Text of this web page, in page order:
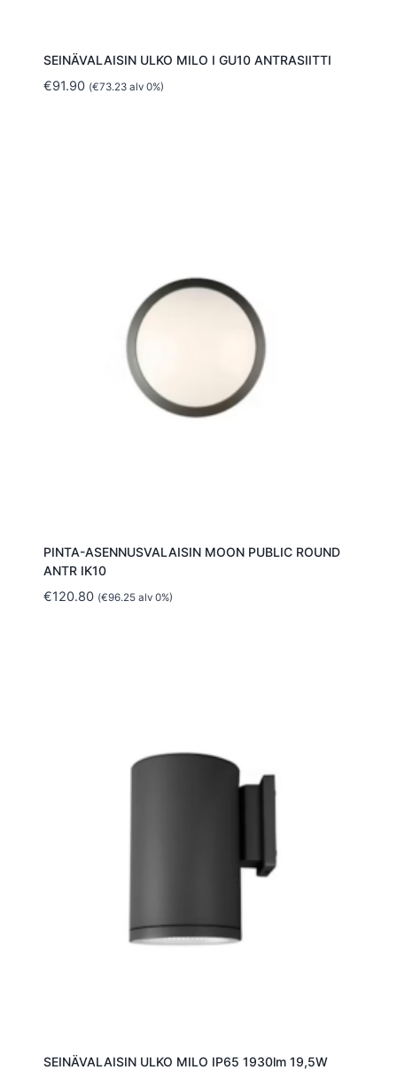
SEINÄVALAISIN ULKO MILO I GU10 ANTRASIITTI
€91.90 (€73.23alv 0%)
PINTA-ASENNUSVALAISIN MOON PUBLIC ROUND
ANTR IK10
€120.80 (€96.25alv 0%)
SEINÄVALAISIN ULKO MILO IP65 1930lm 19,5W